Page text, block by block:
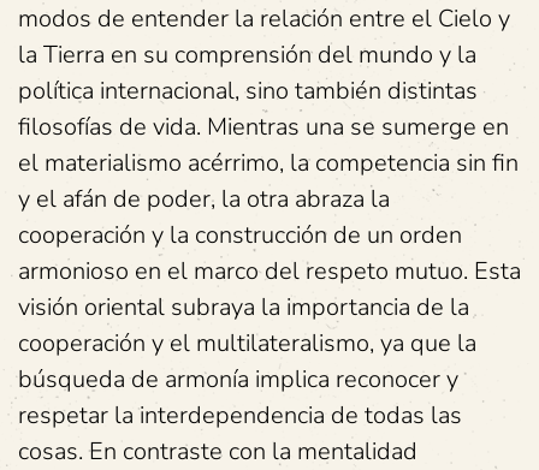
modos de entender la relación entre el Cielo y
la Tierra en su comprensión del mundo y la
política internacional, sino también distintas
filosofías de vida. Mientras una se sumerge en
el materialismo acérrimo, la competencia sin fin
y el afán de poder, la otra abraza la
cooperación y la construcción de un orden
armonioso en el marco del respeto mutuo. Esta
visión oriental subraya la importancia de la
cooperación y el multilateralismo, ya que la
búsqueda de armonía implica reconocer y
respetar la interdependencia de todas las
cosas. En contraste con la mentalidad